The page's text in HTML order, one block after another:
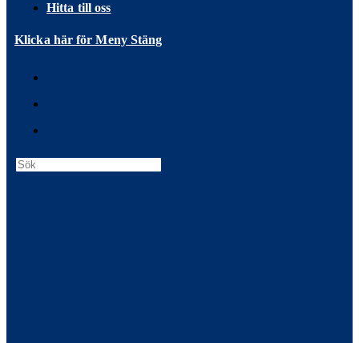
Hitta till oss
Klicka här för Meny Stäng